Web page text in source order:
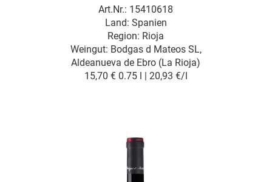
Art.Nr.: 15410618
Weingut: Bodgas d Mateos SL,
Aldeanueva de Ebro (La Rioja)
Land: Spanien
Region: Rioja
15,70 € 0.75 l | 20,93 €/l